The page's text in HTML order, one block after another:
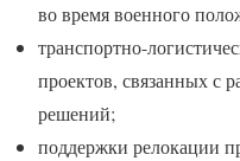
во время военного
транспортно-
проектов, связанных с
решений;
поддержки релокации